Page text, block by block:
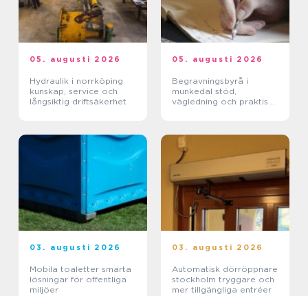
05. augusti 2026
Hydraulik i norrköping
kunskap, service och
långsiktig driftsäkerhet
05. augusti 2026
Begravningsbyrå i
munkedal stöd,
vägledning och praktisk
03. augusti 2026
Mobila toaletter smarta
lösningar för offentliga
miljöer
03. augusti 2026
Automatisk dörröppnare
stockholm tryggare och
mer tillgängliga entréer